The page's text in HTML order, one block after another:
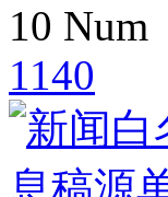
10 Num
1140